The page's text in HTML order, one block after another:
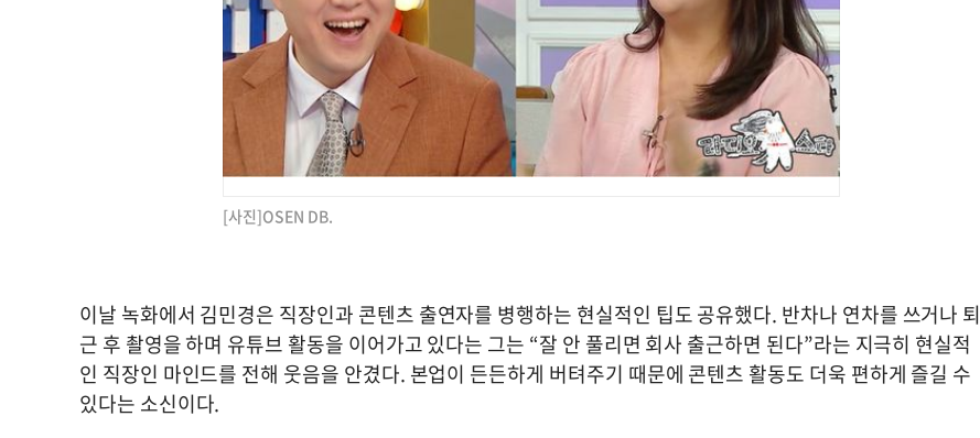
[사진]OSEN DB.
이날 녹화에서 김민경은 직장인과 콘텐츠 출연자를 병행하는 현실적인 팁도 공유했다. 반차나 연차를 쓰거나 퇴
근 후 촬영을 하며 유튜브 활동을 이어가고 있다는 그는 “잘 안 풀리면 회사 출근하면 된다”라는 지극히 현실적
인 직장인 마인드를 전해 웃음을 안겼다. 본업이 든든하게 버텨주기 때문에 콘텐츠 활동도 더욱 편하게 즐길 수
있다는 소신이다.